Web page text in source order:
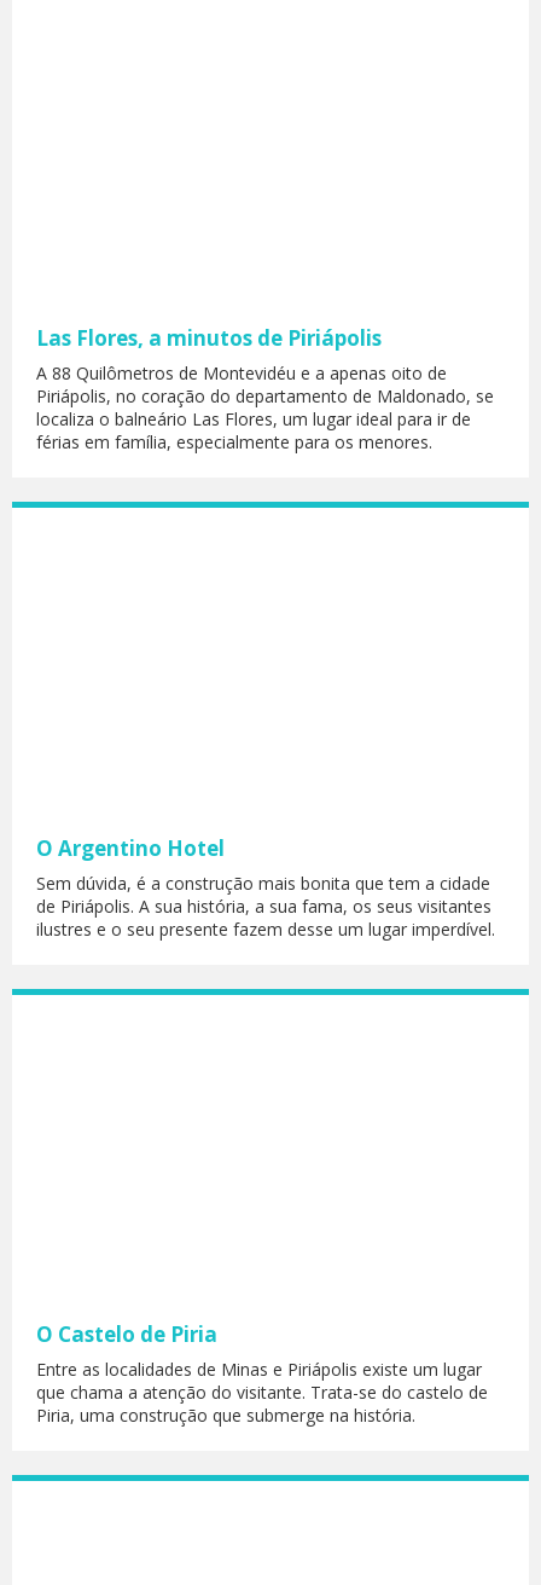
Las Flores, a minutos de Piriápolis
A 88 Quilômetros de Montevidéu e a apenas oito de
Piriápolis, no coração do departamento de Maldonado, se
localiza o balneário Las Flores, um lugar ideal para ir de
férias em família, especialmente para os menores.
O Argentino Hotel
Sem dúvida, é a construção mais bonita que tem a cidade
de Piriápolis. A sua história, a sua fama, os seus visitantes
ilustres e o seu presente fazem desse um lugar imperdível.
O Castelo de Piria
Entre as localidades de Minas e Piriápolis existe um lugar
que chama a atenção do visitante. Trata-se do castelo de
Piria, uma construção que submerge na história.